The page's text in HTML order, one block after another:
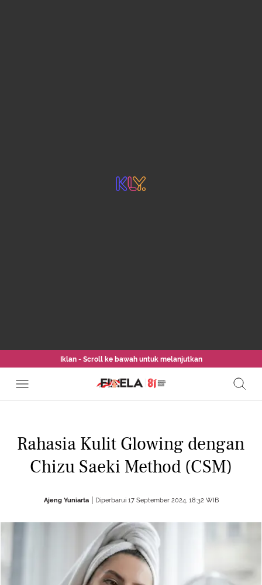
Iklan - Scroll ke bawah untuk melanjutkan
Rahasia Kulit Glowing dengan
Chizu Saeki Method (CSM)
Ajeng Yuniarta Diperbarui 17 September 2024, 18:32 WIB